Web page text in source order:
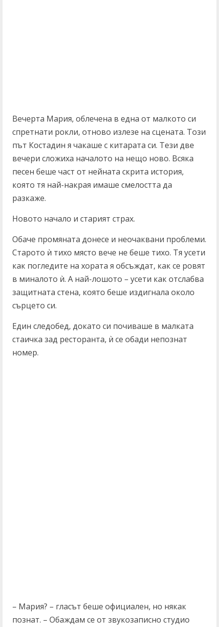
Вечерта Мария, облечена в една от малкото си
спретнати рокли, отново излезе на сцената. Този
път Костадин я чакаше с китарата си. Тези две
вечери сложиха началото на нещо ново. Всяка
песен беше част от нейната скрита история,
която тя най-накрая имаше смелостта да
разкаже.
Новото начало и старият страх.
Обаче промяната донесе и неочаквани проблеми.
Старото ѝ тихо място вече не беше тихо. Тя усети
как погледите на хората я обсъждат, как се ровят
в миналото ѝ. А най-лошото – усети как отслабва
защитната стена, която беше издигнала около
сърцето си.
Един следобед, докато си почиваше в малката
стаичка зад ресторанта, ѝ се обади непознат
номер.
– Мария? – гласът беше официален, но някак
познат. – Обаждам се от звукозаписно студио